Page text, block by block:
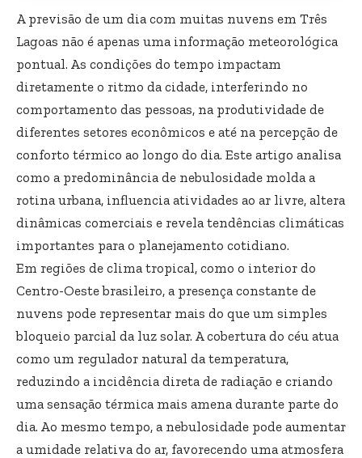
A previsão de um dia com muitas nuvens em Três
Lagoas não é apenas uma informação meteorológica
pontual. As condições do tempo impactam
diretamente o ritmo da cidade, interferindo no
comportamento das pessoas, na produtividade de
diferentes setores econômicos e até na percepção de
conforto térmico ao longo do dia. Este artigo analisa
como a predominância de nebulosidade molda a
rotina urbana, influencia atividades ao ar livre, altera
dinâmicas comerciais e revela tendências climáticas
importantes para o planejamento cotidiano.
Em regiões de clima tropical, como o interior do
Centro-Oeste brasileiro, a presença constante de
nuvens pode representar mais do que um simples
bloqueio parcial da luz solar. A cobertura do céu atua
como um regulador natural da temperatura,
reduzindo a incidência direta de radiação e criando
uma sensação térmica mais amena durante parte do
dia. Ao mesmo tempo, a nebulosidade pode aumentar
a umidade relativa do ar, favorecendo uma atmosfera